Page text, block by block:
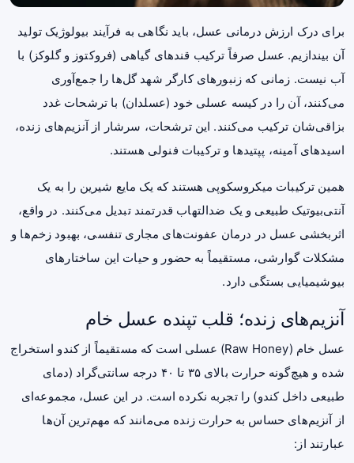
برای درک ارزش درمانی عسل، باید نگاهی به فرآیند بیولوژیک تولید
آن بیندازیم. عسل صرفاً ترکیب قندهای گیاهی (فروکتوز و گلوکز) با
آب نیست. زمانی که زنبورهای کارگر شهد گل‌ها را جمع‌آوری
می‌کنند، آن را در کیسه عسلی خود (عسلدان) با ترشحات غدد
بزاقی‌شان ترکیب می‌کنند. این ترشحات، سرشار از آنزیم‌های زنده،
اسیدهای آمینه، پپتیدها و ترکیبات فنولی هستند.
همین ترکیبات میکروسکوپی هستند که یک مایع شیرین را به یک
آنتی‌بیوتیک طبیعی و یک ضدالتهاب قدرتمند تبدیل می‌کنند. در واقع،
اثربخشی عسل در درمان عفونت‌های مجاری تنفسی، بهبود زخم‌ها و
مشکلات گوارشی، مستقیماً به حضور و حیات این ساختارهای
بیوشیمیایی بستگی دارد.
آنزیم‌های زنده؛ قلب تپنده عسل خام
عسل خام (Raw Honey) عسلی است که مستقیماً از کندو استخراج
شده و هیچ‌گونه حرارت بالای ۳۵ تا ۴۰ درجه سانتی‌گراد (دمای
طبیعی داخل کندو) را تجربه نکرده است. در این عسل، مجموعه‌ای
از آنزیم‌های حساس به حرارت زنده می‌مانند که مهم‌ترین آن‌ها
عبارتند از: